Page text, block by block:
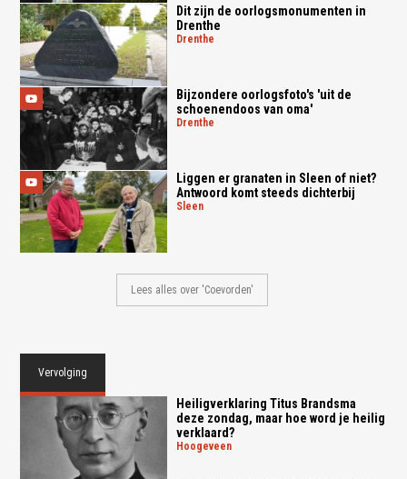
Dit zijn de oorlogsmonumenten in
Drenthe
drenthe
Bijzondere oorlogsfoto's 'uit de
schoenendoos van oma'
drenthe
Liggen er granaten in Sleen of niet?
Antwoord komt steeds dichterbij
sleen
Lees alles over 'Coevorden'
Vervolging
Heiligverklaring Titus Brandsma
deze zondag, maar hoe word je heilig
verklaard?
hoogeveen